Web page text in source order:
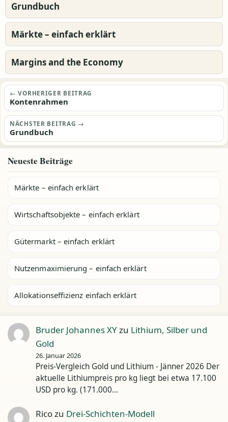
Grundbuch
Märkte – einfach erklärt
Margins and the Economy
Beitragsnavigation
← VORHERIGER BEITRAG
Kontenrahmen
NÄCHSTER BEITRAG →
Grundbuch
Neueste Beiträge
Märkte – einfach erklärt
Wirtschaftsobjekte – einfach erklärt
Gütermarkt – einfach erklärt
Nutzenmaximierung – einfach erklärt
Allokationseffizienz einfach erklärt
Bruder Johannes XYzu Lithium, Silber und
Gold
26. Januar 2026
Preis-Vergleich Gold und Lithium - Jänner 2026 Der
aktuelle Lithiumpreis pro kg liegt bei etwa 17.100
USD pro kg. (171.000…
Ricozu Drei-Schichten-Modell